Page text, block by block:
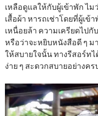
เหลือดูแลให้กับผู้เข้าพัก ไ
เสื้อผ้า หารถเช่าโดยที่ผู้เ
เหนื่อยล้า ความเครียดไปกั
หรือว่าจะหยิบหนังสือดี ๆ ม
ให้สบายใจนั้น ทางรีสอร์ท
ง่าย ๆ สะดวกสบายอย่างค